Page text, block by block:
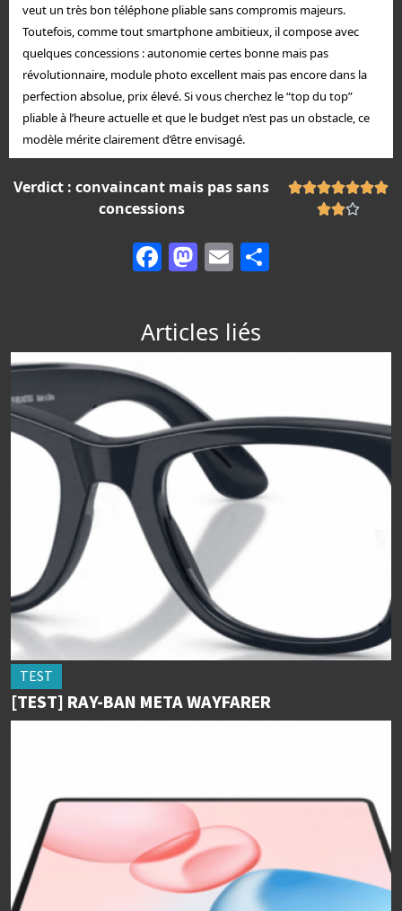
veut un très bon téléphone pliable sans compromis majeurs.
Toutefois, comme tout smartphone ambitieux, il compose avec
quelques concessions : autonomie certes bonne mais pas
révolutionnaire, module photo excellent mais pas encore dans la
perfection absolue, prix élevé. Si vous cherchez le “top du top”
pliable à l’heure actuelle et que le budget n’est pas un obstacle, ce
modèle mérite clairement d’être envisagé.
Verdict : convaincant mais pas sans
concessions


Facebook
Mastodon
Email
Articles liés
TEST
[TEST] RAY-BAN META WAYFARER